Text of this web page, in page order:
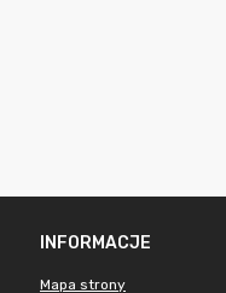
INFORMACJE
Mapa strony